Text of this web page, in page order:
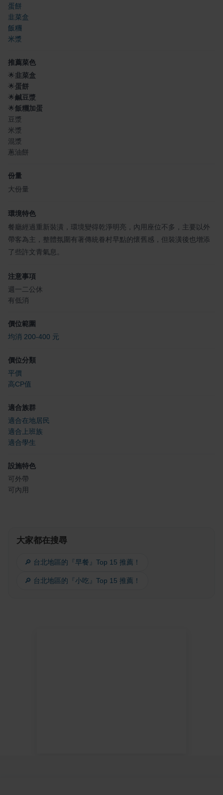
蛋餅
韭菜盒
飯糰
米漿
推薦菜色
🌟韭菜盒
🌟蛋餅
🌟鹹豆漿
🌟飯糰加蛋
豆漿
米漿
混漿
蔥油餅
份量
大份量
環境特色
餐廳經過重新裝潢，環境變得乾淨明亮，內用座位不多，主要以外
帶客為主，整體氛圍有著傳統眷村早點的懷舊感，但裝潢後也增添
了些許文青氣息。
注意事項
週一二公休
有低消
價位範圍
均消 200-400 元
價位分類
平價
高CP值
適合族群
適合在地居民
適合上班族
適合學生
設施特色
可外帶
可內用
大家都在搜尋
🔎 台北地區的『早餐』Top 15 推薦！
🔎 台北地區的『小吃』Top 15 推薦！